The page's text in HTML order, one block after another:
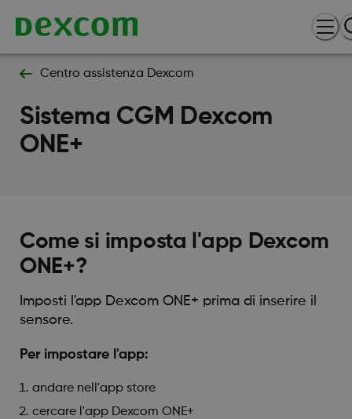
Centro assistenza Dexcom
Sistema CGM Dexcom
ONE+
Come si imposta l'app Dexcom
ONE+?
Imposti l'app Dexcom ONE+ prima di inserire il
sensore.
Per impostare l'app:
andare nell'app store
cercare l'app Dexcom ONE+